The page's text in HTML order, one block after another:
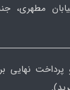
مطهری،
نهایی